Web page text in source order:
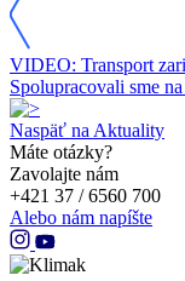
VIDEO: Transport
Spolupracovali sme
Naspäť na Aktuality
Máte otázky?
Zavolajte nám
+421 37 / 6560 700
Alebo nám napíšte